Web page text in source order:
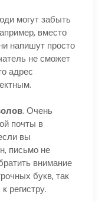
могут забыть
вместо
напишут просто
не сможет
адрес
. Очень
почты в
вы
письмо не
внимание
букв, так
регистру.